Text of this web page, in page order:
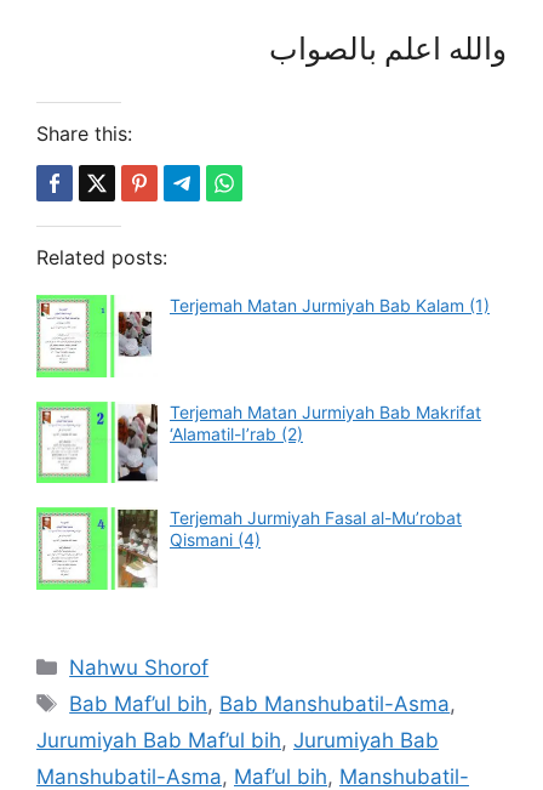
والله اعلم بالصواب
Share this:
Related posts:
Terjemah Matan Jurmiyah Bab Kalam (1)
Terjemah Matan Jurmiyah Bab Makrifat
‘Alamatil-I’rab (2)
Terjemah Jurmiyah Fasal al-Mu’robat
Qismani (4)
Categories
Nahwu Shorof
Tags
Bab Maf’ul bih, Bab Manshubatil-Asma,
Jurumiyah Bab Maf’ul bih, Jurumiyah Bab
Manshubatil-Asma, Maf’ul bih, Manshubatil-